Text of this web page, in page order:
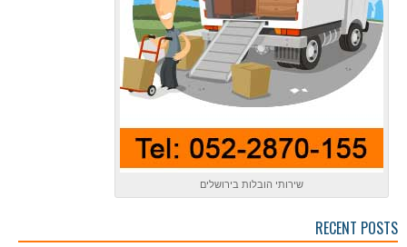
שירותי הובלות בירושלים
RECENT POSTS